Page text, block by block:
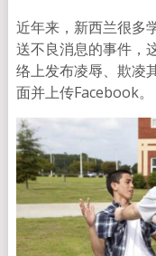
近年来，新西兰很多
送不良消息的事件，
络上发布凌辱、欺凌
面并上传Facebook。